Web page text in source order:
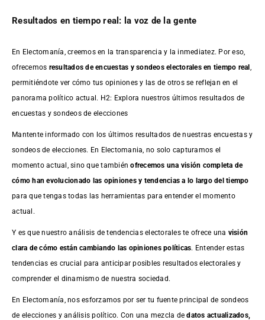
Resultados en tiempo real: la voz de la gente
En Electomanía, creemos en la transparencia y la inmediatez. Por eso,
ofrecemos resultados deencuestas y sondeos electorales en tiempo real
permitiéndote ver cómo tus opiniones y las de otros se reflejan en el
panorama político actual. H2: Explora nuestros últimos resultados de
encuestas y sondeos de elecciones
Mantente informado con los últimos resultados de nuestras encuestasy
sondeos de elecciones. En Electomania, no solo capturamos el
momento actual, sino que tambiénofrecemos una visión completa de
cómo han evolucionado las opiniones y tendencias a lo largo del tiempo
para que tengas todas las herramientas para entender el momento
actual.
Y es que nuestro análisis de tendencias electorales te ofrece una visión
clara de cómo están cambiando las opiniones políticas. Entender estas
tendencias es crucial para anticipar posibles resultados electorales y
comprender el dinamismo de nuestra sociedad.
En Electomanía, nos esforzamos por ser tu fuente principal de sondeos
de elecciones y análisis político. Con una mezcla dedatos actualizados,